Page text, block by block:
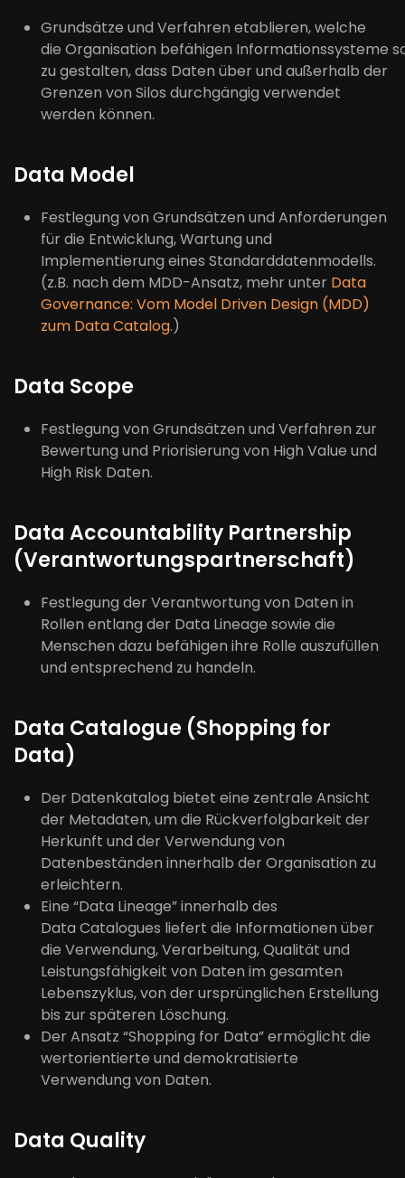
Grundsätze und Verfahren etablieren,welche
die Organisation befähigen Informationssysteme
zu gestalten,dass Daten über und außerhalb der
Grenzen von Silos durchgängig verwendet
werden können.
Data Model
Festlegung von Grundsätzen und Anforderungen
für die Entwicklung, Wartung und
Implementierung eines Standarddatenmodells.
(z.B. nach dem MDD-Ansatz, mehr unter Data
Governance: Vom Model Driven Design (MDD)
zum Data Catalog.)
Data Scope
Festlegung von Grundsätzen und Verfahren zur
Bewertung und Priorisierung von High Value und
High Risk Daten.
Data Accountability Partnership
(Verantwortungspartnerschaft)
Festlegung derVerantwortung von Daten in
Rollen entlang der Data Lineage sowie die
Menschen dazu befähigen ihre Rolle auszufüllen
und entsprechend zu handeln.
Data Catalogue (Shopping for
Data)
Der Datenkatalog bietet eine zentrale Ansicht
der Metadaten, um die Rückverfolgbarkeit der
Herkunft und derVerwendung von
Datenbeständen innerhalb der Organisation zu
erleichtern.
Eine “Data Lineage” innerhalb des
Data Catalogues liefert die Informationen über
die Verwendung, Verarbeitung, Qualität und
Leistungsfähigkeit von Daten im gesamten
Lebenszyklus, von der ursprünglichen Erstellung
bis zur späteren Löschung.
Der Ansatz “Shopping for Data” ermöglicht die
wertorientierte und demokratisierte
Verwendung von Daten.
Data Quality